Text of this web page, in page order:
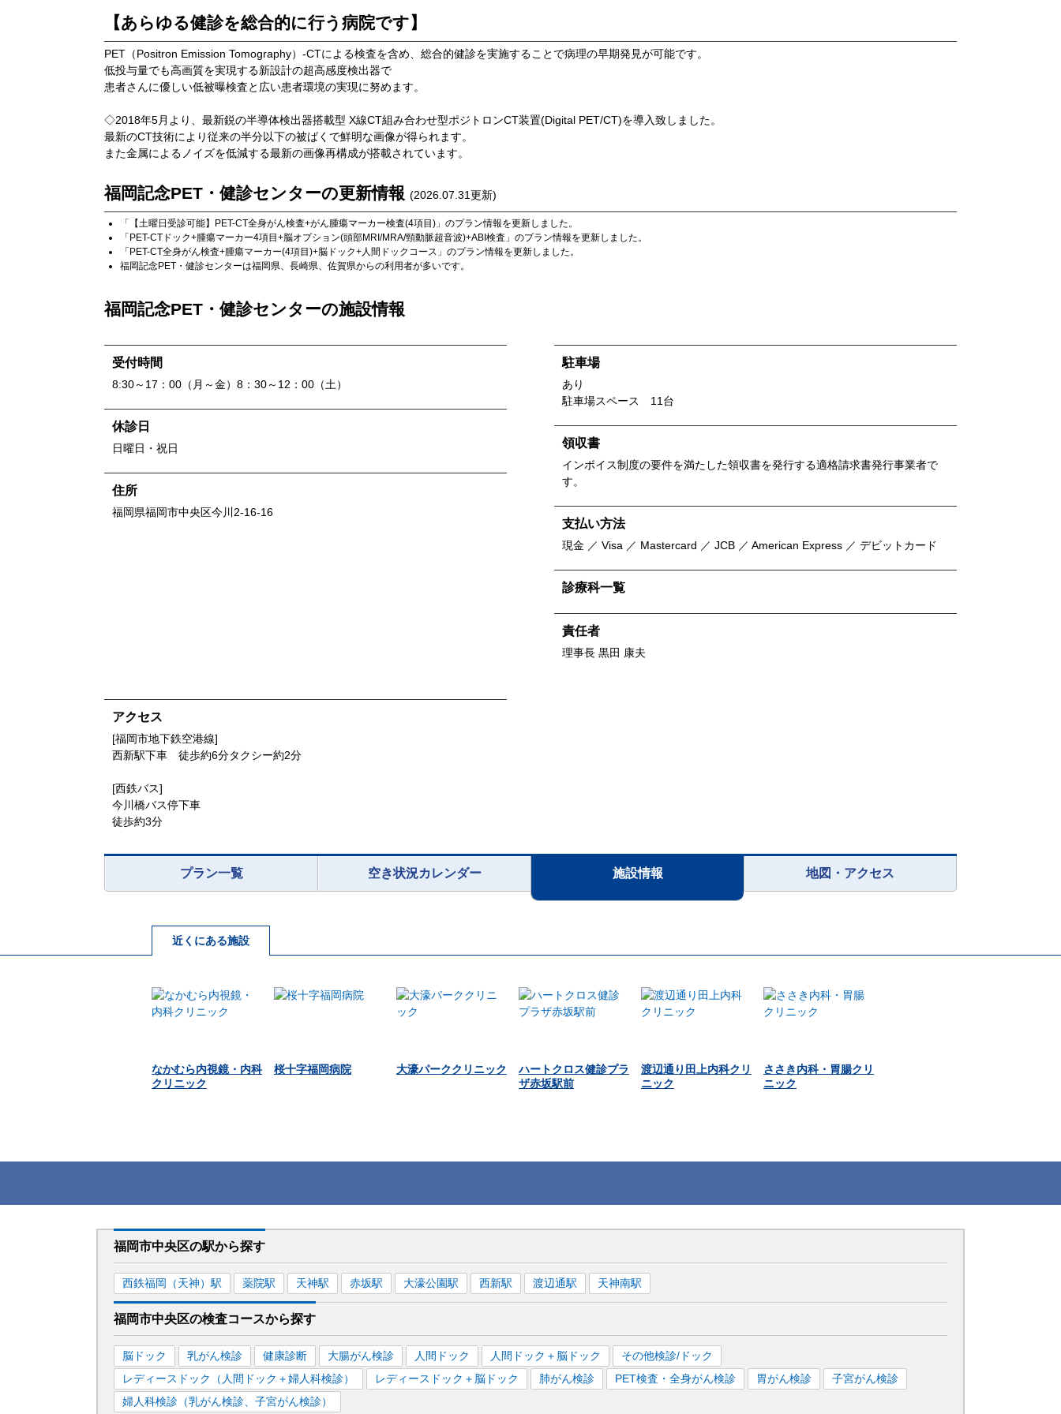
【あらゆる健診を総合的に行う病院です】
PET（Positron Emission Tomography）-CTによる検査を含め、総合的健診を実施することで病理の早期発見が可能です。
低投与量でも高画質を実現する新設計の超高感度検出器で
患者さんに優しい低被曝検査と広い患者環境の実現に努めます。
◇2018年5月より、最新鋭の半導体検出器搭載型 X線CT組み合わせ型ポジトロンCT装置(Digital PET/CT)を導入致しました。
最新のCT技術により従来の半分以下の被ばくで鮮明な画像が得られます。
また金属によるノイズを低減する最新の画像再構成が搭載されています。
福岡記念PET・健診センターの更新情報 (2026.07.31更新)
「 【土曜日受診可能】PET-CT全身がん検査+がん腫瘍マーカー検査(4項目) 」のプラン情報を更新しました。
「 PET-CTドック+腫瘍マーカー4項目+脳オプション(頭部MRI/MRA/頸動脈超音波)+ABI検査 」のプラン情報を更新しました。
「 PET-CT全身がん検査+腫瘍マーカー(4項目)+脳ドック+人間ドックコース 」のプラン情報を更新しました。
福岡記念PET・健診センターは福岡県、 長崎県、 佐賀県からの利用者が多いです。
福岡記念PET・健診センターの施設情報
受付時間
8:30～17：00（月～金）8：30～12：00（土）
休診日
日曜日・祝日
住所
福岡県福岡市中央区今川2-16-16
アクセス
[福岡市地下鉄空港線]
西新駅下車 徒歩約6分タクシー約2分
[西鉄バス]
今川橋バス停下車
徒歩約3分
駐車場
あり
駐車場スペース 11台
領収書
インボイス制度の要件を満たした領収書を発行する適格請求書発行事業者で
す。
支払い方法
現金 ／ Visa ／ Mastercard ／ JCB ／ American Express ／ デビットカード
診療科一覧
責任者
理事長 黒田 康夫
プラン一覧 空き状況カレンダー 施設情報 地図・アクセス
近くにある施設
なかむら内視鏡・内科
クリニック
桜十字福岡病院 大濠パーククリニック
ハートクロス健診プラ
ザ赤坂駅前
渡辺通り田上内科クリ
ニック
ささき内科・胃腸クリ
ニック
福岡市中央区の駅から探す
西鉄福岡（天神） 駅 薬院駅 天神駅 赤坂駅 大濠公園駅 西新駅 渡辺通駅 天神南駅
福岡市中央区の検査コースから探す
脳ドック 乳がん検診 健康診断 大腸がん検診 人間ドック 人間ドック＋脳ドック
その他検診/ドック
レディースドック（人間ドック＋婦人科検診）
レディースドック＋脳ドック 肺がん検診 PET検査・全身がん検診 胃がん検診
子宮がん検診
婦人科検診（乳がん検診、子宮がん検診）